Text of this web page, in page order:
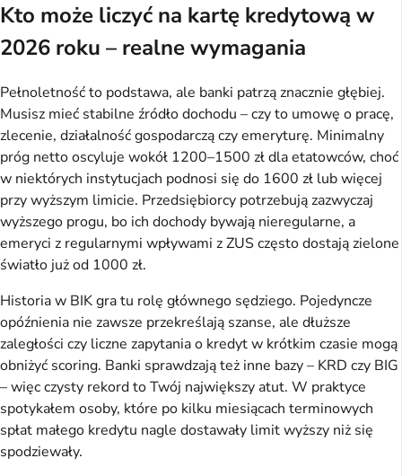
Kto może liczyć na kartę kredytową w
2026 roku – realne wymagania
Pełnoletność to podstawa, ale banki patrzą znacznie głębiej.
Musisz mieć stabilne źródło dochodu – czy to umowę o pracę,
zlecenie, działalność gospodarczą czy emeryturę. Minimalny
próg netto oscyluje wokół 1200–1500 zł dla etatowców, choć
w niektórych instytucjach podnosi się do 1600 zł lub więcej
przy wyższym limicie. Przedsiębiorcy potrzebują zazwyczaj
wyższego progu, bo ich dochody bywają nieregularne, a
emeryci z regularnymi wpływami z ZUS często dostają zielone
światło już od 1000 zł.
Historia w BIK gra tu rolę głównego sędziego. Pojedyncze
opóźnienia nie zawsze przekreślają szanse, ale dłuższe
zaległości czy liczne zapytania o kredyt w krótkim czasie mogą
obniżyć scoring. Banki sprawdzają też inne bazy – KRD czy BIG
– więc czysty rekord to Twój największy atut. W praktyce
spotykałem osoby, które po kilku miesiącach terminowych
spłat małego kredytu nagle dostawały limit wyższy niż się
spodziewały.